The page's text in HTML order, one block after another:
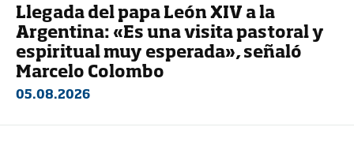
Llegada del papa León XIV a la
Argentina: «Es una visita pastoral y
espiritual muy esperada», señaló
Marcelo Colombo
05.08.2026